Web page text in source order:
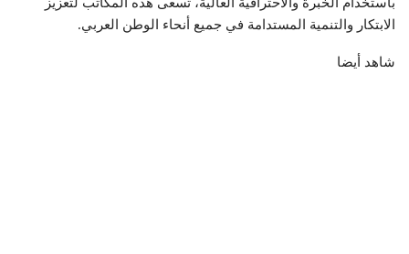
الابتكار والتنمية المستدامة في جميع أنحاء الوطن العربي.
شاهد أيضا